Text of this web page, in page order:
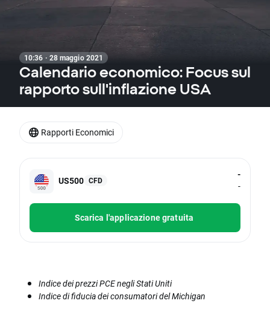
10:36 · 28 maggio 2021
Calendario economico: Focus sul
rapporto sull'inflazione USA
US500 CFD
-
-
Scarica l'applicazione gratuita
Indice dei prezzi PCE negli Stati Uniti
Indice di fiducia dei consumatori del Michigan
Rapporti Economici